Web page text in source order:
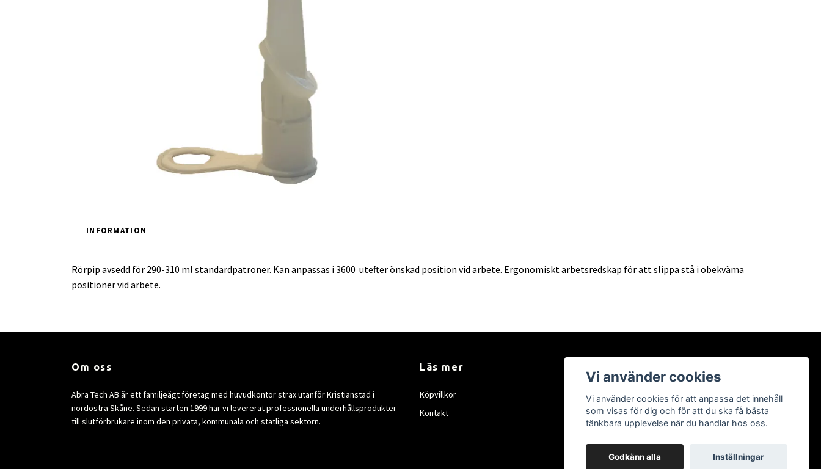
INFORMATION
Rörpip avsedd för 290-310 ml standardpatroner. Kan anpassas i 3600 utefter önskad position vid arbete. Ergonomiskt arbetsredskap för att slippa stå i obekväma
positioner vid arbete.
Om oss
Abra Tech AB är ett familjeägt företag med huvudkontor strax utanför Kristianstad i
nordöstra Skåne. Sedan starten 1999 har vi levererat professionella underhållsprodukter
till slutförbrukare inom den privata, kommunala och statliga sektorn.
Läs mer
Köpvillkor
Kontakt
Vi använder cookies
Vi använder cookies för att anpassa det innehåll
som visas för dig och för att du ska få bästa
tänkbara upplevelse när du handlar hos oss.
Godkänn alla Inställningar